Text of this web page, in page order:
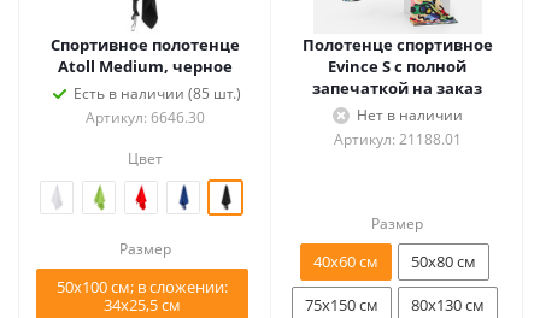
Спортивное полотенце
Atoll Medium, черное
Есть в наличии (85 шт.)
Артикул: 6646.30
Цвет
Размер
50х100 см; в сложении:
34х25,5 см
Полотенце спортивное
Evince S с полной
запечаткой на заказ
Нет в наличии
Артикул: 21188.01
Размер
40х60 см
50х80 см
75х150 см
80х130 см